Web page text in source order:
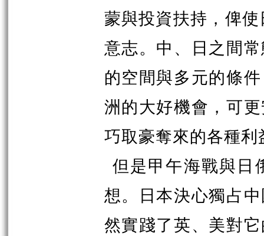
蒙與投資扶持，俾
意志。中、日之間
的空間與多元的條
洲的大好機會，可
巧取豪奪來的各種利
但是甲午海戰與日
想。日本決心獨占
然實踐了英、美對